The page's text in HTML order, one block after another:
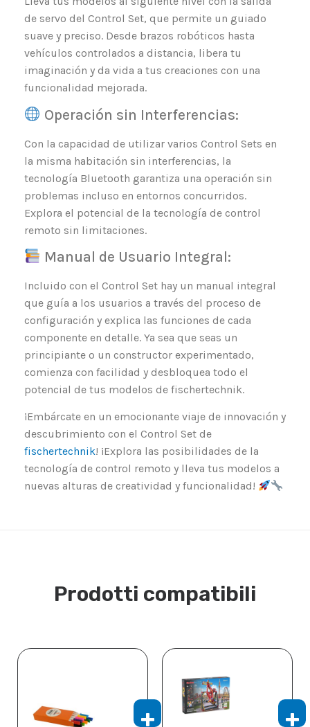
de servo del Control Set, que permite un guiado
suave y preciso. Desde brazos robóticos hasta
vehículos controlados a distancia, libera tu
imaginación y da vida a tus creaciones con una
funcionalidad mejorada.
Operación sin Interferencias:
Con la capacidad de utilizar varios Control Sets en
la misma habitación sin interferencias, la
tecnología Bluetooth garantiza una operación sin
problemas incluso en entornos concurridos.
Explora el potencial de la tecnología de control
remoto sin limitaciones.
Manual de Usuario Integral:
Incluido con el Control Set hay un manual integral
que guía a los usuarios a través del proceso de
configuración y explica las funciones de cada
componente en detalle. Ya sea que seas un
principiante o un constructor experimentado,
comienza con facilidad y desbloquea todo el
potencial de tus modelos de fischertechnik.
¡Embárcate en un emocionante viaje de innovación y
descubrimiento con el Control Set de
fischertechnik! ¡Explora las posibilidades de la
tecnología de control remoto y lleva tus modelos a
nuevas alturas de creatividad y funcionalidad!
Prodotti compatibili